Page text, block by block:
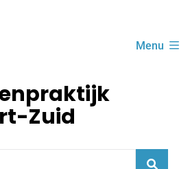
Menu
Zuid